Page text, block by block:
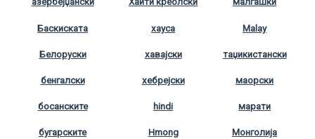
Баскиската
Белоруски
бенгалски
босанските
бугарските
хауса
хавајски
хебрејски
hindi
Hmong
Malay
таџикистански
маорски
марати
Монголија